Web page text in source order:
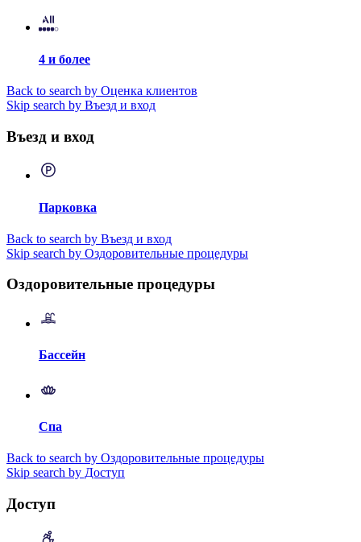
4 и более
Back to search by Оценка клиентов
Skip search by Въезд и вход
Въезд и вход
Парковка
Back to search by Въезд и вход
Skip search by Оздоровительные процедуры
Оздоровительные процедуры
Бассейн
Спа
Back to search by Оздоровительные процедуры
Skip search by Доступ
Доступ